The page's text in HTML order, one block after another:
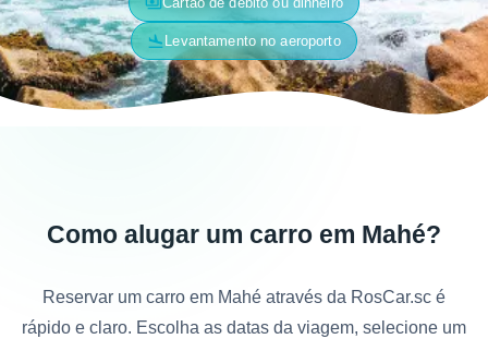
flight_land Levantamento no aeroporto
Como alugar um carro em Mahé?
Reservar um carro em Mahé através da RosCar.sc é
rápido e claro. Escolha as datas da viagem, selecione um